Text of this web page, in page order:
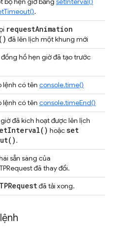
.
requestAnimation
) đã lên lịch một khung mới
hồ hẹn giờ đã tạo trước
lệnh có tên console.time()
lệnh có tên console.timeEnd()
đã kích hoạt được lên lịch
Interval( ) hoặcset
).
sẵn sàng của
đã thay đổi.
đã tải xong.